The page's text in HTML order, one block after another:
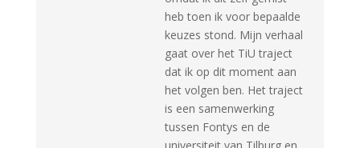
heb toen ik voor bepaalde
keuzes stond. Mijn verhaal
gaat over het TiU traject
dat ik op dit moment aan
het volgen ben. Het traject
is een samenwerking
tussen Fontys en de